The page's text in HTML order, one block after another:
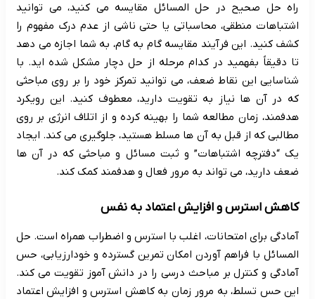
راه حل صحیح در حل المسائل مقایسه می کنید، می توانید
اشتباهات منطقی، محاسباتی یا حتی ناشی از عدم درک مفهوم را
کشف کنید. این فرآیند مقایسه گام به گام، به شما اجازه می دهد
تا دقیقاً بفهمید در کدام مرحله از حل دچار مشکل شده اید. با
شناسایی این نقاط ضعف، می توانید تمرکز خود را بر روی مباحثی
که در آن ها نیاز به تقویت دارید، معطوف کنید. این رویکرد
هدفمند، زمان مطالعه شما را بهینه کرده و از اتلاف انرژی بر روی
مطالبی که از قبل به آن ها مسلط هستید، جلوگیری می کند. ایجاد
یک “دفترچه اشتباهات” و ثبت مسائل و مباحثی که در آن ها
ضعف دارید، می تواند به مرور فعال و هدفمند کمک کند.
کاهش استرس و افزایش اعتماد به نفس
آمادگی برای امتحانات، اغلب با استرس و اضطراب همراه است. حل
المسائل با فراهم آوردن امکان تمرین گسترده و خودارزیابی، حس
آمادگی و کنترل بر مباحث درسی را در دانش آموز تقویت می کند.
این حس تسلط، به مرور زمان به کاهش استرس و افزایش اعتماد